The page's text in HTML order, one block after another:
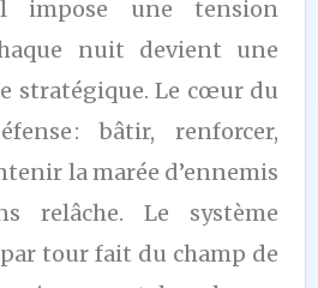
impose une tension
nuit devient une
stratégique. Le cœur du
: bâtir, renforcer,
la marée d’ennemis
relâche. Le système
tour fait du champ de